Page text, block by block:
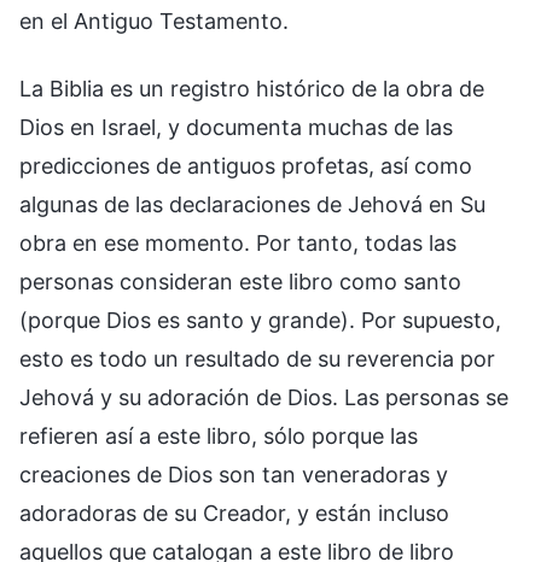
en el Antiguo Testamento.
La Biblia es un registro histórico de la obra de
Dios en Israel, y documenta muchas de las
predicciones de antiguos profetas, así como
algunas de las declaraciones de Jehová en Su
obra en ese momento. Por tanto, todas las
personas consideran este libro como santo
(porque Dios es santo y grande). Por supuesto,
esto es todo un resultado de su reverencia por
Jehová y su adoración de Dios. Las personas se
refieren así a este libro, sólo porque las
creaciones de Dios son tan veneradoras y
adoradoras de su Creador, y están incluso
aquellos que catalogan a este libro de libro